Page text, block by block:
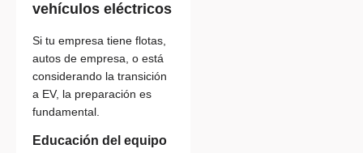
vehículos eléctricos
Si tu empresa tiene flotas,
autos de empresa, o está
considerando la transición
a EV, la preparación es
fundamental.
Educación del equipo